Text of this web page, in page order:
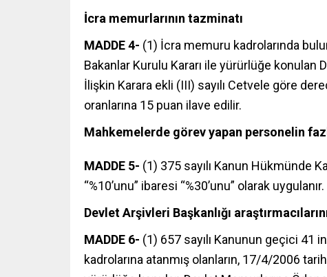
İcra memurlarının tazminatı
MADDE 4- (1) İcra memuru kadrolarında
Bakanlar Kurulu Kararı ile yürürlüğe konulan
İlişkin Karara ekli (III) sayılı Cetvele göre
oranlarına 15 puan ilave edilir.
Mahkemelerde görev yapan personelin
MADDE 5- (1) 375 sayılı Kanun Hükmünde
“%10’unu” ibaresi “%30’unu” olarak uygulanır.
Devlet Arşivleri Başkanlığı
MADDE 6- (1) 657 sayılı Kanunun geçici 41
kadrolarına atanmış olanların, 17/4/2006